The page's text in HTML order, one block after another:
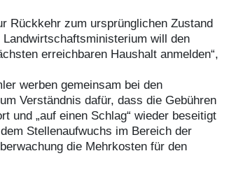
Rückkehr zum ursprünglichen Zustand
will den
erreichbaren Haushalt anmelden“,
werben gemeinsam bei den
Verständnis dafür, dass die Gebühren
und „auf einen Schlag“ wieder beseitigt
Stellenaufwuchs im Bereich der
die Mehrkosten für den